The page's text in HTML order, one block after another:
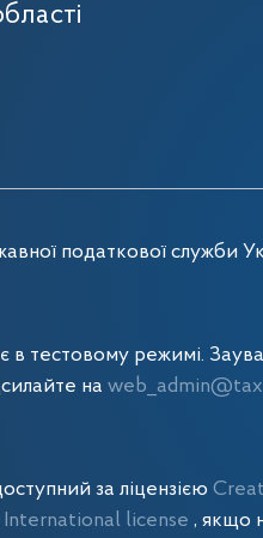
податкової служби
в тестовому режимі.
на
за ліцензією
license, якщо